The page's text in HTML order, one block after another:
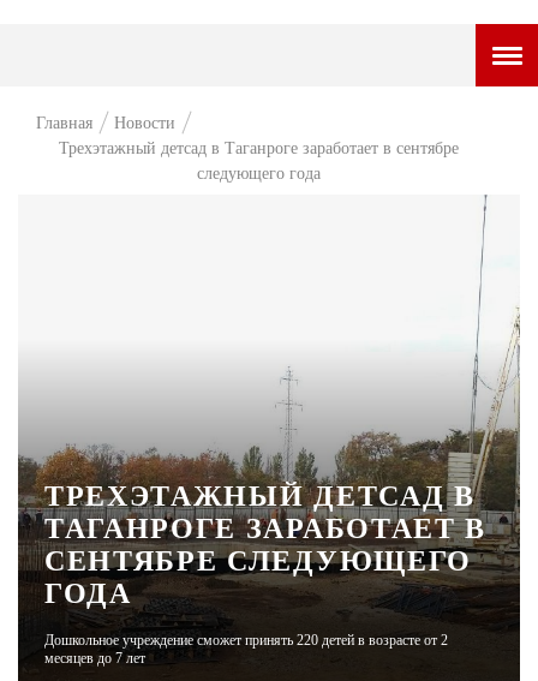
НОВОСТИ
ЧЕЛОВЕК ОСОБЕННЫЙ
КУЛЬТ ЕДЫ
АФИША
ЖУРНАЛ
Главная
Новости
Трехэтажный детсад в Таганроге заработает в сентябре
следующего года
ТРЕХЭТАЖНЫЙ ДЕТСАД В
ТАГАНРОГЕ ЗАРАБОТАЕТ В
СЕНТЯБРЕ СЛЕДУЮЩЕГО
ГОДА
Дошкольное учреждение сможет принять 220 детей в возрасте от 2
месяцев до 7 лет